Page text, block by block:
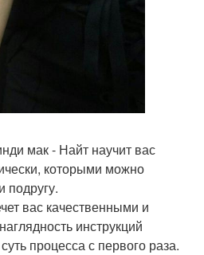
мак - Найт научит вас
которыми можно
подругу.
вас качественными и
инструкций
процесса с первого раза.